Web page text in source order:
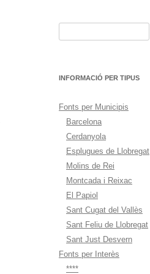
INFORMACIÓ PER TIPUS
Fonts per Municipis
Barcelona
Cerdanyola
Esplugues de Llobregat
Molins de Rei
Montcada i Reixac
El Papiol
Sant Cugat del Vallès
Sant Feliu de Llobregat
Sant Just Desvern
Fonts per Interès
****